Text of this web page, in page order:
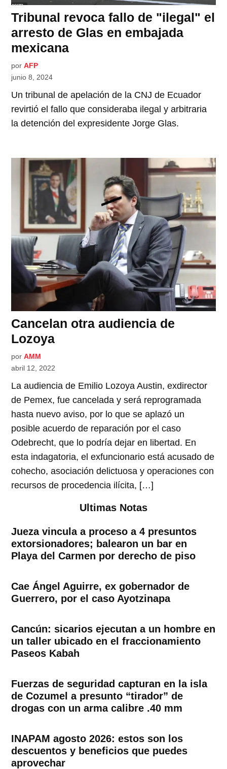
Tribunal revoca fallo de "ilegal" el
arresto de Glas en embajada
mexicana
por AFP
junio 8, 2024
Un tribunal de apelación de la CNJ de Ecuador
revirtió el fallo que consideraba ilegal y arbitraria
la detención del expresidente Jorge Glas.
Cancelan otra audiencia de
Lozoya
por AMM
abril 12, 2022
La audiencia de Emilio Lozoya Austin, exdirector
de Pemex, fue cancelada y será reprogramada
hasta nuevo aviso, por lo que se aplazó un
posible acuerdo de reparación por el caso
Odebrecht, que lo podría dejar en libertad. En
esta indagatoria, el exfuncionario está acusado de
cohecho, asociación delictuosa y operaciones con
recursos de procedencia ilícita, […]
Ultimas Notas
Jueza vincula a proceso a 4 presuntos
extorsionadores; balearon un bar en
Playa del Carmen por derecho de piso
Cae Ángel Aguirre, ex gobernador de
Guerrero, por el caso Ayotzinapa
Cancún: sicarios ejecutan a un hombre en
un taller ubicado en el fraccionamiento
Paseos Kabah
Fuerzas de seguridad capturan en la isla
de Cozumel a presunto “tirador” de
drogas con un arma calibre .40 mm
INAPAM agosto 2026: estos son los
descuentos y beneficios que puedes
aprovechar